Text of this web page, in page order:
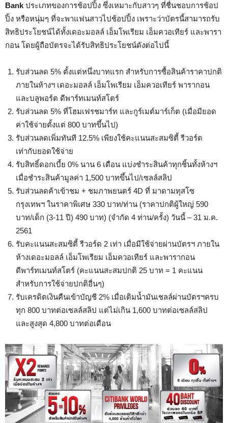
Bank ประเภทของการช้อปปิ้ง ซึ่งเหมาะกับสาวๆ ที่ชื่นชอบการช้อป
ปิ้ง หรือหนุ่มๆ ที่จะพาแฟนสาวไปช้อปปิ้ง เพราะว่าบัตรนี้สามารถรับ
สิทธิประโยชน์ได้ทั้งเดอะมอลล์ เอ็มโพเรียม เอ็มควอเทียร์ และพารา
กอน โดยผู้ถือบัตรจะได้รับสิทธิประโยชน์ดังต่อไปนี้
รับส่วนลด 5% ตั้งแต่หนึ่งบาทแรก สำหรับการซื้อสินค้าราคาปกติ
ภายในห้างฯ เดอะมอลล์ เอ็มโพเรียม เอ็มควอเทียร์ พารากอน
และบลูพอร์ต ดีพาร์ทเมนท์สโตร์
รับส่วนลด 5% ที่โฮมเฟรชมาร์ท และกูร์เมต์มาร์เก็ต (เมื่อมียอด
ค่าใช้จ่ายตั้งแต่ 800 บาทขึ้นไป)
รับส่วนลดเพิ่มทันที 12.5% เพียงใช้คะแนนสะสมซิตี้ รีวอร์ด
เท่ากับยอดใช้จ่าย
รับสิทธิ์ดอกเบี้ย 0% นาน 6 เดือน แบ่งชำระสินค้าทุกชิ้นทั้งห้างฯ
เมื่อชำระสินค้ามูลค่า 1,500 บาทขึ้นไป/เซลล์สลิป
รับส่วนลดค้าเข้าชม + ชมภาพยนตร์ 4D ที่ มาดามทุสโซ
กรุงเทพฯ ในราคาพิเศษ 330 บาท/ท่าน (ราคาปกติผู้ใหญ่ 590
บาท/เด็ก (3-11 ปี) 490 บาท) (จำกัด 4 ท่าน/ครั้ง) วันนี้ – 31 ม.ค.
2561
รับคะแนนสะสมซิตี้ รีวอร์ด 2 เท่า เมื่อมีใช้จ่ายผ่านบัตรฯ ภายใน
ห้างเดอะมอลล์ เอ็มโพเรียม เอ็มควอเทียร์ และพารากอน
ดีพาร์ทเมนท์สโตร์ (คะแนนสะสมปกติ 25 บาท = 1 คะแนน
สำหรับการใช้จ่ายปกติอื่นๆ)
รับเครดิตเงินคืนเข้าบัญชี 2% เมื่อเติมน้ำมันเชลล์ผ่านบัตรฯครบ
ทุก 800 บาทต่อเซลล์สลิป แต่ไม่เกิน 1,600 บาทต่อเซลล์สลิป
และสูงสุด 4,800 บาทต่อเดือน